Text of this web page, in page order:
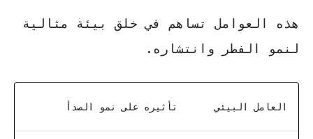
هذه العوامل تساهم في خلق بيئة مثالية
لنمو الفطر وانتشاره.
العامل البيئي تأثيره على نمو الصدأ